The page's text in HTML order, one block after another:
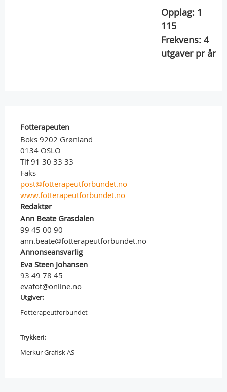
Opplag: 1
115
Frekvens: 4
utgaver pr år
Fotterapeuten
Boks 9202 Grønland
0134 OSLO
Tlf 91 30 33 33
Faks
post@fotterapeutforbundet.no
www.fotterapeutforbundet.no
Redaktør
Ann Beate Grasdalen
99 45 00 90
ann.beate@fotterapeutforbundet.no
Annonseansvarlig
Eva Steen Johansen
93 49 78 45
evafot@online.no
Utgiver:
Fotterapeutforbundet
Trykkeri:
Merkur Grafisk AS